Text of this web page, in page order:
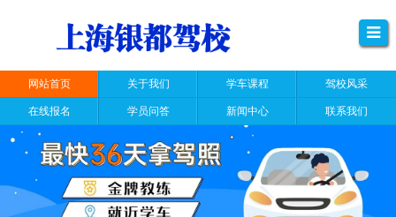
网站首页 关于我们 学车课程 驾校风采
在线报名 学员问答 新闻中心 联系我们